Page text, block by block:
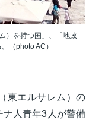
）を持つ国」、「地政
（photo AC）
東エルサレム）の
ナ人青年3人が警備